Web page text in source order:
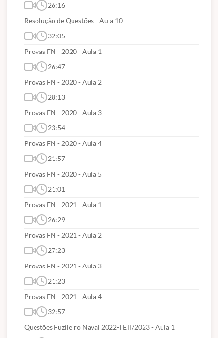
26:16
Resolução de Questões - Aula 10
32:05
Provas FN - 2020 - Aula 1
26:47
Provas FN - 2020 - Aula 2
28:13
Provas FN - 2020 - Aula 3
23:54
Provas FN - 2020 - Aula 4
21:57
Provas FN - 2020 - Aula 5
21:01
Provas FN - 2021 - Aula 1
26:29
Provas FN - 2021 - Aula 2
27:23
Provas FN - 2021 - Aula 3
21:23
Provas FN - 2021 - Aula 4
32:57
Questões Fuzileiro Naval 2022-I E II/2023 - Aula 1